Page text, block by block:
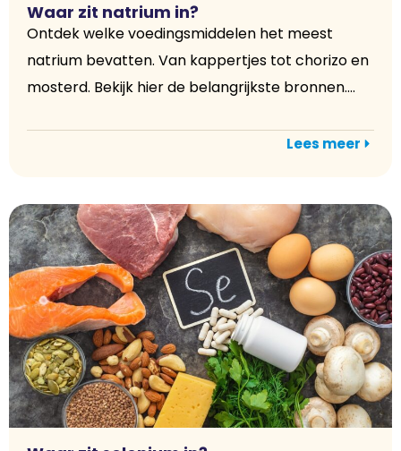
Waar zit natrium in?
Ontdek welke voedingsmiddelen het meest
natrium bevatten. Van kappertjes tot chorizo en
mosterd. Bekijk hier de belangrijkste bronnen....
Lees meer